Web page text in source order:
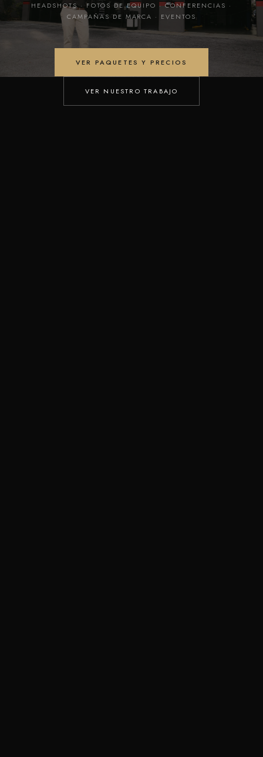
HEADSHOTS · FOTOS DE EQUIPO · CONFERENCIAS ·
CAMPAÑAS DE MARCA · EVENTOS
VER PAQUETES Y PRECIOS
VER NUESTRO TRABAJO